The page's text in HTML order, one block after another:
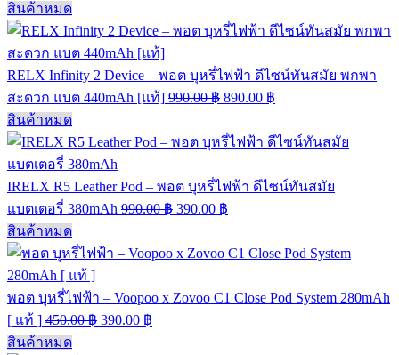
สินค้าหมด
RELX Infinity 2 Device – พอต บุหรี่ไฟฟ้า ดีไซน์ทันสมัย พกพา
สะดวก แบต 440mAh [แท้] 990.00฿ 890.00 ฿
สินค้าหมด
IRELX R5 Leather Pod – พอต บุหรี่ไฟฟ้า ดีไซน์ทันสมัย
แบตเตอรี่ 380mAh 990.00฿ 390.00 ฿
สินค้าหมด
พอต บุหรี่ไฟฟ้า – Voopoo x Zovoo C1 Close Pod System 280mAh
[ แท้ ] 450.00฿ 390.00 ฿
สินค้าหมด